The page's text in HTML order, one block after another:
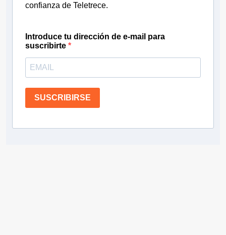
confianza de Teletrece.
Introduce tu dirección de e-mail para
suscribirte
SUSCRIBIRSE